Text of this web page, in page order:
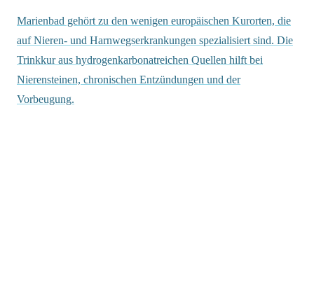
Marienbad gehört zu den wenigen europäischen Kurorten, die
auf Nieren- und Harnwegserkrankungen spezialisiert sind. Die
Trinkkur aus hydrogenkarbonatreichen Quellen hilft bei
Nierensteinen, chronischen Entzündungen und der
Vorbeugung.